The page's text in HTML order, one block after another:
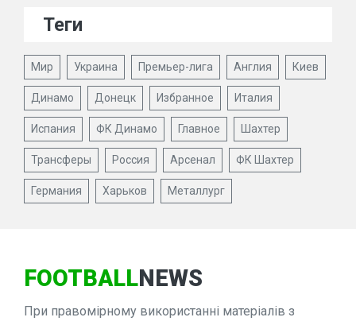
Теги
Мир Украина Премьер-лига Англия Киев
Динамо Донецк Избранное Италия
Испания ФК Динамо Главное Шахтер
Трансферы Россия Арсенал ФК Шахтер
Германия Харьков Металлург
FOOTBALLNEWS
При правомірному використанні матеріалів з